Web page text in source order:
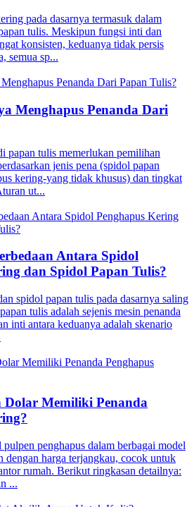
pada dasarnya termasuk dalam
tulis. Meskipun fungsi inti dan
konsisten, keduanya tidak persis
semua sp...
Menghapus Penanda Dari
papan tulis memerlukan pemilihan
jenis pena (spidol papan
kering-yang tidak khusus) dan tingkat
ut...
Antara Spidol
dan Spidol Papan Tulis?
spidol papan tulis pada dasarnya saling
tulis adalah sejenis mesin penanda
inti antara keduanya adalah skenario
Dolar Memiliki Penanda
penghapus dalam berbagai model
dengan harga terjangkau, cocok untuk
rumah. Berikut ringkasan detailnya:
...